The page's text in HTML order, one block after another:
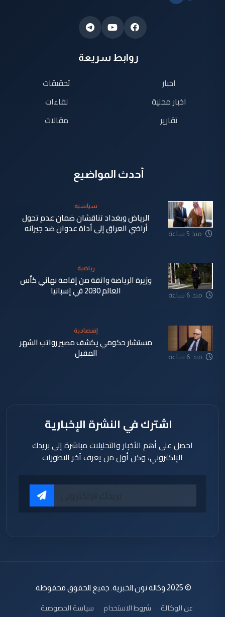
روابط سريعة
اخبار
اخبار محلية
تقارير
تحقيقات
لقاءات
مقالات
أحدث المواضيع
منذ 5 ساعة
سياسية
الرياض وبغداد تناقشان ضمان عدم تحول
أراضي العراق إلى أداة عدوان ضد جيرانه
منذ 6 ساعة
رياضية
وزيرة الرياضة واثقة من إقامة نهائي كأس
العالم 2030 في إسبانيا
منذ 6 ساعة
إقتصادية
مستشار حكومي يكشف مصير رواتب الشهر
المقبل
اشترك في النشرة الإخبارية
احصل على أهم الأخبار والتحليلات مباشرة إلى بريدك
الإلكتروني، وكن أول من يعرف آخر التطورات
© 2025 وكالة نون الخبرية. جميع الحقوق محفوظة.
عن الوكالة شروط الاستخدام
سياسة الخصوصية